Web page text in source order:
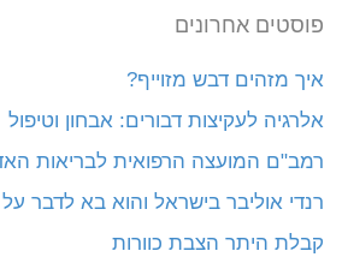
פוסטים אחרונים
איך מזהים דבש מזוייף?
אלרגיה לעקיצות דבורים: אבחון וטיפול
רמב"ם המועצה הרפואית לבריאות
רנדי אוליבר בישראל והוא בא לדבר על
קבלת היתר הצבת כוורות